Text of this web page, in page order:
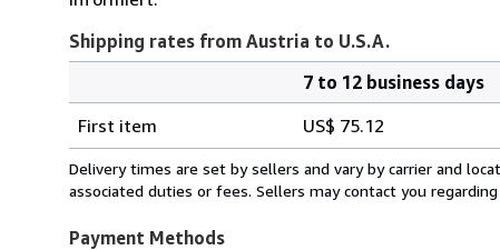
Shipping rates from Austria to U.S.A.
rates
from
Austria
U.S.A.
7 to 12 business days
First item
US$ 75.12
Delivery times are set by sellers and vary by carrier and
associated duties or fees. Sellers may contact you
Payment Methods